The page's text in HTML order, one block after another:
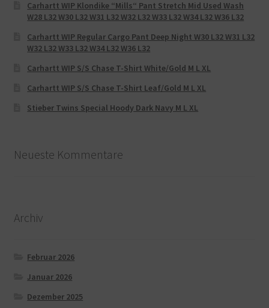
Carhartt WIP Klondike “Mills“ Pant Stretch Mid Used Wash
W28 L32 W30 L32 W31 L32 W32 L32 W33 L32 W34 L32 W36 L32
Carhartt WIP Regular Cargo Pant Deep Night W30 L32 W31 L32
W32 L32 W33 L32 W34 L32 W36 L32
Carhartt WIP S/S Chase T-Shirt White/Gold M L XL
Carhartt WIP S/S Chase T-Shirt Leaf/Gold M L XL
Stieber Twins Special Hoody Dark Navy M L XL
Neueste Kommentare
Archiv
Februar 2026
Januar 2026
Dezember 2025